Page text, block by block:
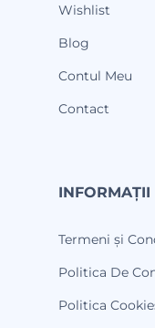
Wishlist
Blog
Contul Meu
Contact
INFORMAȚII
Termeni și
Politica De
Politica